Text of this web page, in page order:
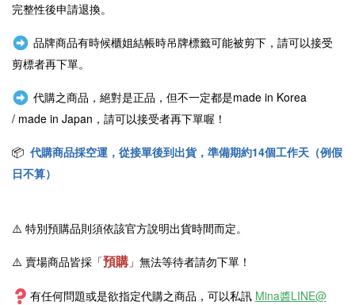
完整性後申請退換。
品牌商品有時候櫃姐結帳時吊牌標籤可能被剪下，請可以接受
剪標者再下單。
代購之商品，絕對是正品，但不一定都是made in Korea
/ made in Japan ，請可以接受者再下單喔！
📦 代購商品採空運，從接單後到出貨，準備期約14個工作天（例假
日不算）
⚠️ 特別預購品則須依該官方說明出貨時間而定。
⚠️ 賣場商品皆採 「預購 」 無法等待者請勿下單！
有任何問題或是欲指定代購之商品，可以私訊 Mina醬LINE@